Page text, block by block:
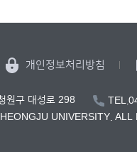
개인정보처리방침
원구 대성로 298
UNIVERSITY. ALL